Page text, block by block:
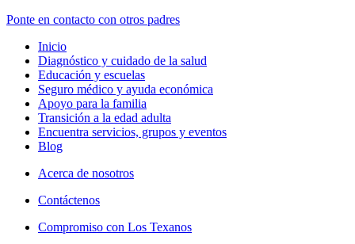
Ponte en contacto con otros padres
Inicio
Diagnóstico y cuidado de la salud
Educación y escuelas
Seguro médico y ayuda económica
Apoyo para la familia
Transición a la edad adulta
Encuentra servicios, grupos y eventos
Blog
Acerca de nosotros
Contáctenos
Compromiso con Los Texanos